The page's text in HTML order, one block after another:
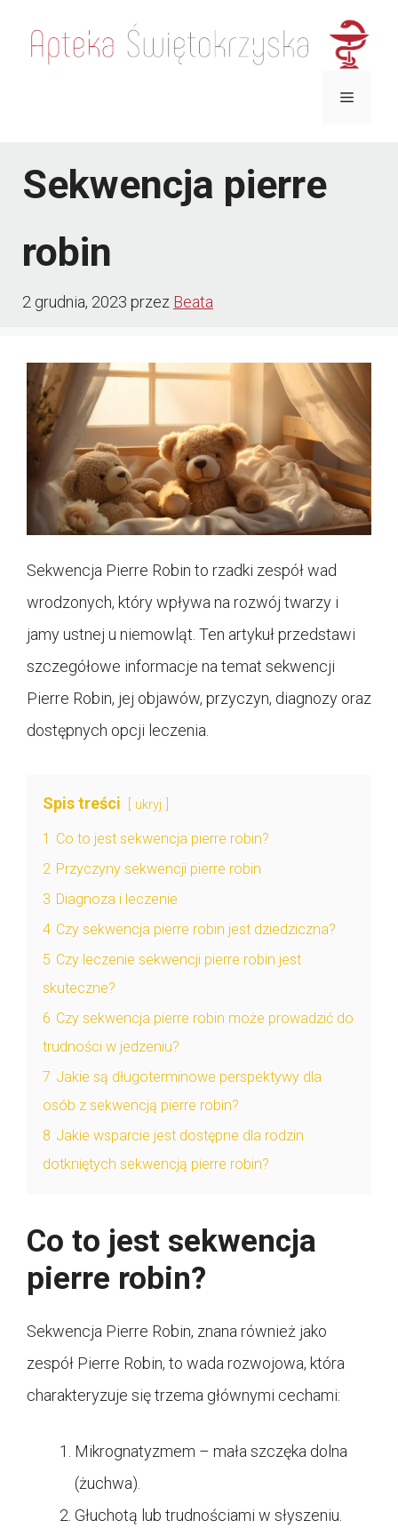
Menu
Sekwencja pierre
robin
2 grudnia, 2023 przez Beata
Sekwencja Pierre Robin to rzadki zespół wad
wrodzonych, który wpływa na rozwój twarzy i
jamy ustnej u niemowląt. Ten artykuł przedstawi
szczegółowe informacje na temat sekwencji
Pierre Robin, jej objawów, przyczyn, diagnozy oraz
dostępnych opcji leczenia.
Spis treści ukryj
1 Co to jest sekwencja pierre robin?
2 Przyczyny sekwencji pierre robin
3 Diagnoza i leczenie
4 Czy sekwencja pierre robin jest dziedziczna?
5 Czy leczenie sekwencji pierre robin jest
skuteczne?
6 Czy sekwencja pierre robin może prowadzić do
trudności w jedzeniu?
7 Jakie są długoterminowe perspektywy dla
osób z sekwencją pierre robin?
8 Jakie wsparcie jest dostępne dla rodzin
dotkniętych sekwencją pierre robin?
Co to jest sekwencja
pierre robin?
Sekwencja Pierre Robin, znana również jako
zespół Pierre Robin, to wada rozwojowa, która
charakteryzuje się trzema głównymi cechami:
Mikrognatyzmem – mała szczęka dolna
(żuchwa).
Głuchotą lub trudnościami w słyszeniu.